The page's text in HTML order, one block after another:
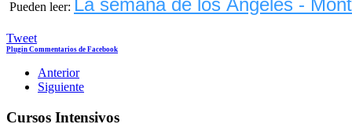
Pueden leer:
Tweet
Plugin Commentarios de Facebook
Anterior
Siguiente
Cursos Intensivos